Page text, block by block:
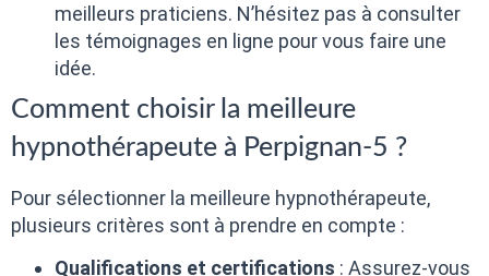
meilleurs praticiens. N’hésitez pas à consulter
les témoignages en ligne pour vous faire une
idée.
Comment choisir la meilleure
hypnothérapeute à Perpignan-5 ?
Pour sélectionner la meilleure hypnothérapeute,
plusieurs critères sont à prendre en compte :
Qualifications et certifications : Assurez-vous